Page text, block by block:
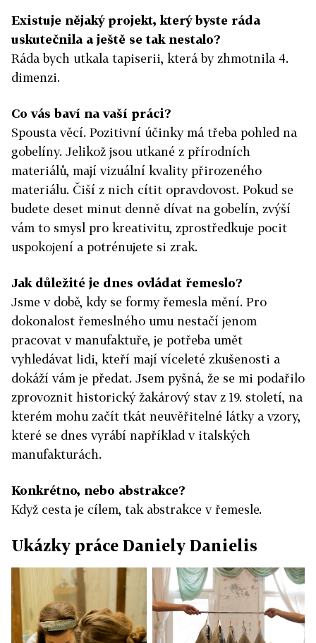
Existuje nějaký projekt, který byste ráda
uskutečnila a ještě se tak nestalo?
Ráda bych utkala tapiserii, která by zhmotnila 4.
dimenzi.
Co vás baví na vaší práci?
Spousta věcí. Pozitivní účinky má třeba pohled na
gobelíny. Jelikož jsou utkané z přírodních
materiálů, mají vizuální kvality přirozeného
materiálu. Čiší z nich cítit opravdovost. Pokud se
budete deset minut denně dívat na gobelín, zvýší
vám to smysl pro kreativitu, zprostředkuje pocit
uspokojení a potrénujete si zrak.
Jak důležité je dnes ovládat řemeslo?
Jsme v době, kdy se formy řemesla mění. Pro
dokonalost řemeslného umu nestačí jenom
pracovat v manufaktuře, je potřeba umět
vyhledávat lidi, kteří mají víceleté zkušenosti a
dokáží vám je předat. Jsem pyšná, že se mi podařilo
zprovoznit historický žakárový stav z 19. století, na
kterém mohu začít tkát neuvěřitelné látky a vzory,
které se dnes vyrábí například v italských
manufakturách.
Konkrétno, nebo abstrakce?
Když cesta je cílem, tak abstrakce v řemesle.
Ukázky práce Daniely Danielis